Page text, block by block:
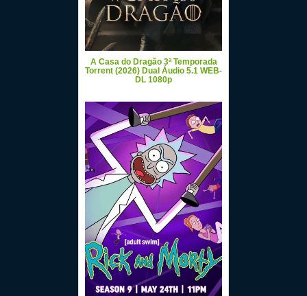
A Casa do Dragão 3ª Temporada
Torrent (2026) Dual Áudio 5.1 WEB-
DL 1080p